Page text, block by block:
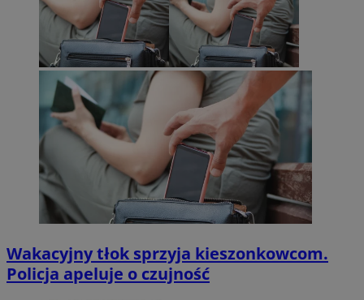
Wakacyjny tłok sprzyja kieszonkowcom.
Policja apeluje o czujność